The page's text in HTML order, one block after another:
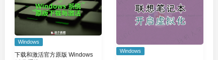
Windows
下载和激活官方原版 Windows
Windows